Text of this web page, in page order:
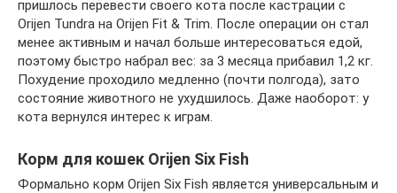
пришлось перевести своего кота после кастрации с
Orijen Tundra на Orijen Fit & Trim. После операции он стал
менее активным и начал больше интересоваться едой,
поэтому быстро набрал вес: за 3 месяца прибавил 1,2 кг.
Похудение проходило медленно (почти полгода), зато
состояние животного не ухудшилось. Даже наоборот: у
кота вернулся интерес к играм.
Корм для кошек Orijen Six Fish
Формально корм Orijen Six Fish является универсальным и